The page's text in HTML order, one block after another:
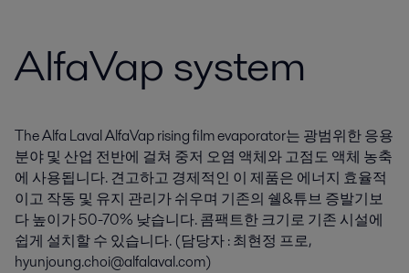
AlfaVap system
The Alfa Laval AlfaVap rising film evaporator는 광범위한 응용
분야 및 산업 전반에 걸쳐 중저 오염 액체와 고점도 액체 농축
에 사용됩니다. 견고하고 경제적인 이 제품은 에너지 효율적
이고 작동 및 유지 관리가 쉬우며 기존의 쉘&튜브 증발기보
다 높이가 50-70% 낮습니다. 콤팩트한 크기로 기존 시설에
쉽게 설치할 수 있습니다. (담당자 : 최현정 프로,
hyunjoung.choi@alfalaval.com)